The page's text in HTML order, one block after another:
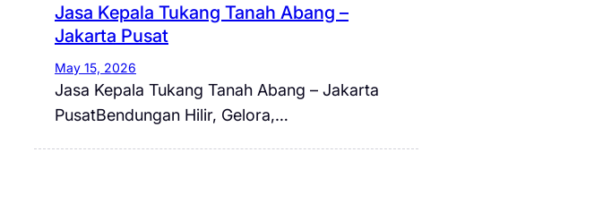
Jasa Kepala Tukang Tanah Abang –
Jakarta Pusat
May 15, 2026
Jasa Kepala Tukang Tanah Abang – Jakarta
PusatBendungan Hilir, Gelora,…